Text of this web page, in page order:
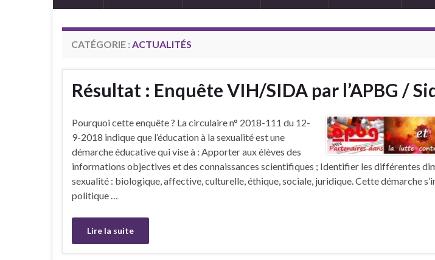
CATÉGORIE : ACTUALITÉS
Résultat : Enquête VIH/SIDA par l’APBG /
Pourquoi cette enquête ? La circulaire n° 2018-111 du 12-
9-2018 indique que l’éducation à la sexualité est une
démarche éducative qui vise à : Apporter aux élèves des
informations objectives et des connaissances scientifiques ; Identifier les différentes
sexualité : biologique, affective, culturelle, éthique, sociale, juridique. Cette démarche
politique …
Lire la suite